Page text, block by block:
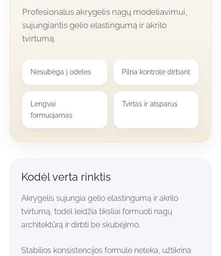
Profesionalus akrygelis nagų modeliavimui,
sujungiantis gelio elastingumą ir akrilo
tvirtumą.
Nesubėga į odeles Pilna kontrolė dirbant
Lengvai
formuojamas
Tvirtas ir atsparus
Kodėl verta rinktis
Akrygelis sujungia gelio elastingumą ir akrilo
tvirtumą, todėl leidžia tiksliai formuoti nagų
architektūrą ir dirbti be skubėjimo.
Stabilios konsistencijos formulė neteka, užtikrina